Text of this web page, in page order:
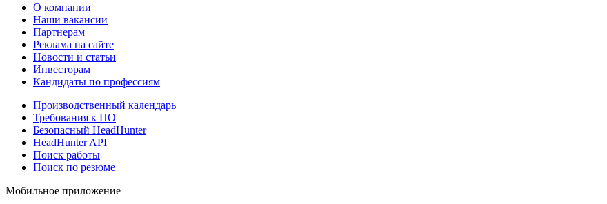
О компании
Наши вакансии
Партнерам
Реклама на сайте
Новости и статьи
Инвесторам
Кандидаты по профессиям
Производственный календарь
Требования к ПО
Безопасный HeadHunter
HeadHunter API
Поиск работы
Поиск по резюме
Мобильное приложение